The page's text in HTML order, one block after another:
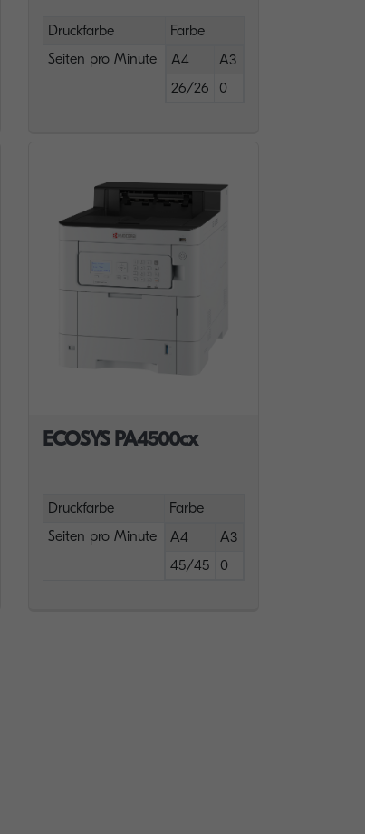
Druckfarbe
Farbe
Seiten pro Minute
A4
A3
26/26
0
ECOSYS PA4500cx
Druckfarbe
Farbe
Seiten pro Minute
A4
A3
45/45
0